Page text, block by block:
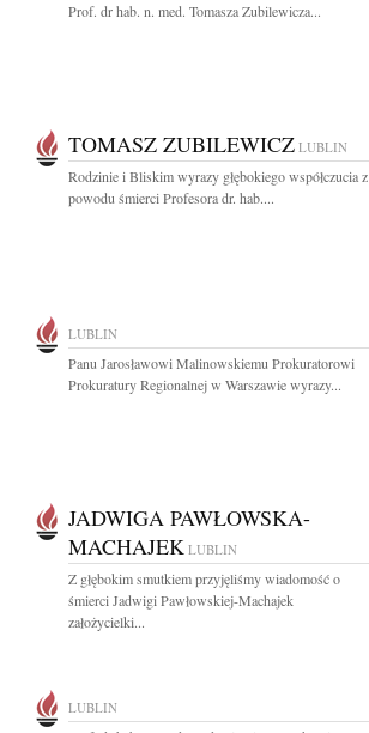
Prof. dr hab. n. med. Tomasza Zubilewicza...
TOMASZ ZUBILEWICZ LUBLIN
Rodzinie i Bliskim wyrazy głębokiego współczucia z
powodu śmierci Profesora dr. hab....
LUBLIN
Panu Jarosławowi Malinowskiemu Prokuratorowi
Prokuratury Regionalnej w Warszawie wyrazy...
JADWIGA PAWŁOWSKA-
MACHAJEK LUBLIN
Z głębokim smutkiem przyjęliśmy wiadomość o
śmierci Jadwigi Pawłowskiej-Machajek
założycielki...
LUBLIN